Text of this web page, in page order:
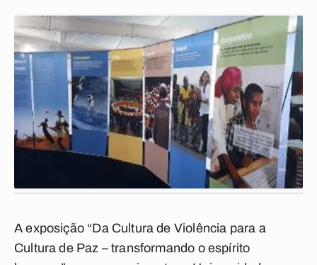
A exposição “Da Cultura de Violência para a
Cultura de Paz – transformando o espírito